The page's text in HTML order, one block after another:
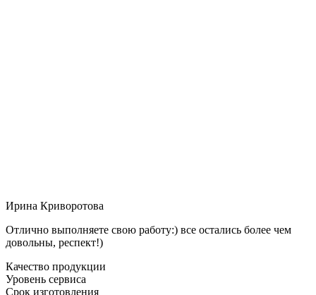
Ирина Криворотова
Отлично выполняете свою работу:) все остались более чем
довольны, респект!)
Качество продукции
Уровень сервиса
Срок изготовления